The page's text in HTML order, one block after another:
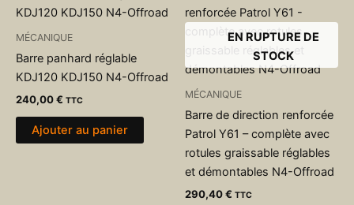
MÉCANIQUE
Barre panhard réglable
KDJ120 KDJ150 N4-Offroad
240,00€ TTC
Ajouter au panier
EN RUPTURE DE
STOCK
MÉCANIQUE
Barre de direction renforcée
Patrol Y61 – complète avec
rotules graissable réglables
et démontables N4-Offroad
290,40€ TTC